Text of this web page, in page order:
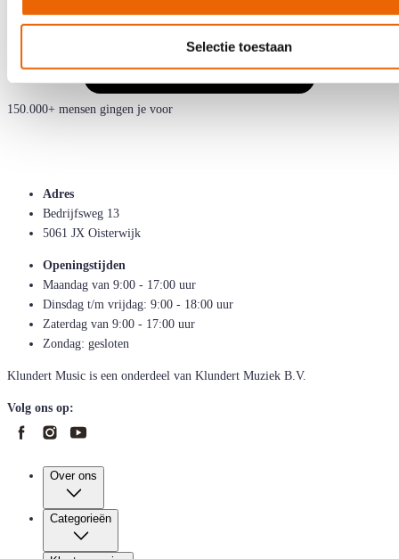
Selectie toestaan
150.000+ mensen gingen je voor
Adres
Bedrijfsweg 13
5061 JX Oisterwijk
Openingstijden
Maandag van 9:00 - 17:00 uur
Dinsdag t/m vrijdag: 9:00 - 18:00 uur
Zaterdag van 9:00 - 17:00 uur
Zondag: gesloten
Klundert Music is een onderdeel van Klundert Muziek B.V.
Volg ons op:
Over ons
Categorieën